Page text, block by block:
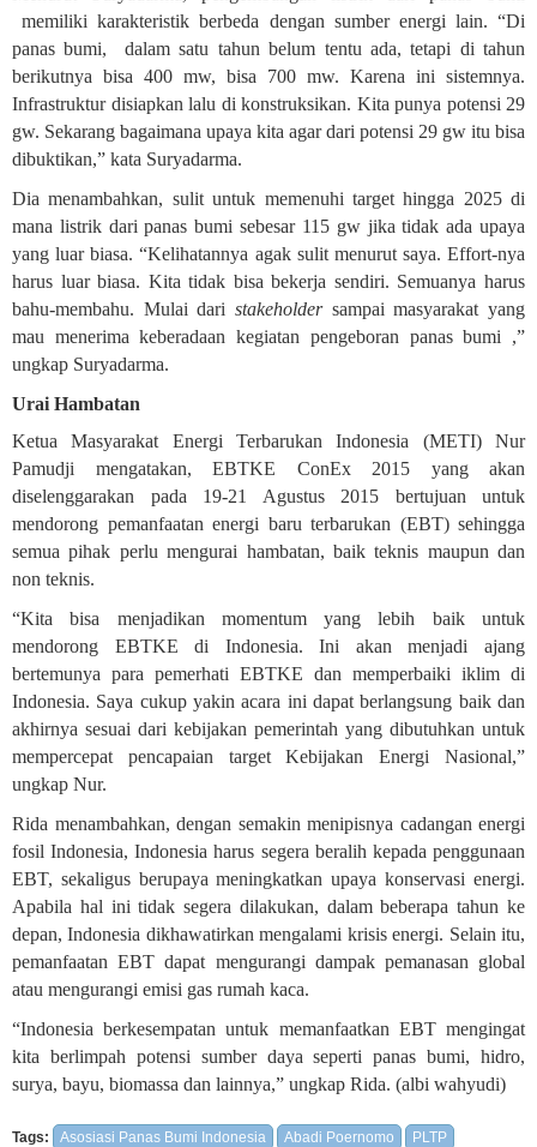
memiliki karakteristik berbeda dengan sumber energi lain. “Di
panas bumi,
dalam satu tahun belum tentu ada, tetapi di tahun
berikutnya bisa 400 mw, bisa 700 mw. Karena ini sistemnya.
Infrastruktur disiapkan lalu di konstruksikan. Kita punya potensi 29
gw. Sekarang bagaimana upaya kita agar dari potensi 29 gw itu bisa
dibuktikan,” kata Suryadarma.
Dia menambahkan, sulit untuk memenuhi target hingga 2025 di
mana listrik dari panas bumi sebesar 115 gw jika tidak ada upaya
yang luar biasa. “Kelihatannya agak sulit menurut saya. Effort-nya
harus luar biasa. Kita tidak bisa bekerja sendiri. Semuanya harus
bahu-membahu. Mulai dari stakeholdersampai masyarakat yang
mau menerima keberadaan kegiatan pengeboran panas bumi ,”
ungkap Suryadarma.
Urai Hambatan
Ketua Masyarakat Energi Terbarukan Indonesia (METI) Nur
Pamudji mengatakan, EBTKE ConEx 2015 yang akan
diselenggarakan pada 19-21 Agustus 2015 bertujuan untuk
mendorong pemanfaatan energi baru terbarukan (EBT) sehingga
semua pihak perlu mengurai hambatan, baik teknis maupun dan
non teknis.
“Kita bisa menjadikan momentum yang lebih baik untuk
mendorong EBTKE di Indonesia. Ini akan menjadi ajang
bertemunya para pemerhati EBTKE dan memperbaiki iklim di
Indonesia. Saya cukup yakin acara ini dapat berlangsung baik dan
akhirnya sesuai dari kebijakan pemerintah yang dibutuhkan untuk
mempercepat pencapaian target Kebijakan Energi Nasional,”
ungkap Nur.
Rida menambahkan, dengan semakin menipisnya cadangan energi
fosil Indonesia, Indonesia harus segera beralih kepada penggunaan
EBT, sekaligus berupaya meningkatkan upaya konservasi energi.
Apabila hal ini tidak segera dilakukan, dalam beberapa tahun ke
depan, Indonesia dikhawatirkan mengalami krisis energi. Selain itu,
pemanfaatan EBT dapat mengurangi dampak pemanasan global
atau mengurangi emisi gas rumah kaca.
“Indonesia berkesempatan untuk memanfaatkan EBT mengingat
kita berlimpah potensi sumber daya seperti panas bumi, hidro,
surya, bayu, biomassa dan lainnya,” ungkap Rida. (albi wahyudi)
Tags: Asosiasi Panas Bumi Indonesia Abadi Poernomo
PLTP